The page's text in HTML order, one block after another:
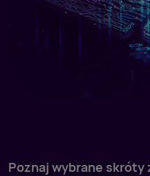
Poznaj wybrane skróty